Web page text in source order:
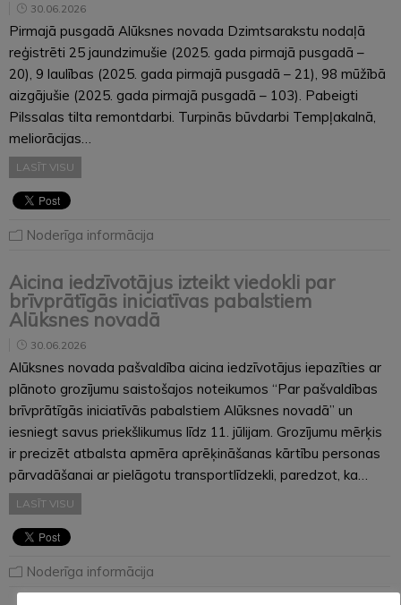
30.06.2026
Pirmajā pusgadā Alūksnes novada Dzimtsarakstu nodaļā
reģistrēti 25 jaundzimušie (2025. gada pirmajā pusgadā –
20), 9 laulības (2025. gada pirmajā pusgadā – 21), 98 mūžībā
aizgājušie (2025. gada pirmajā pusgadā – 103). Pabeigti
Pilssalas tilta remontdarbi. Turpinās būvdarbi Tempļakalnā,
meliorācijas…
LASĪT VISU
Noderīga informācija
Aicina iedzīvotājus izteikt viedokli par
brīvprātīgās iniciatīvas pabalstiem
Alūksnes novadā
30.06.2026
Alūksnes novada pašvaldība aicina iedzīvotājus iepazīties ar
plānoto grozījumu saistošajos noteikumos “Par pašvaldības
brīvprātīgās iniciatīvās pabalstiem Alūksnes novadā” un
iesniegt savus priekšlikumus līdz 11. jūlijam. Grozījumu mērķis
ir precizēt atbalsta apmēra aprēķināšanas kārtību personas
pārvadāšanai ar pielāgotu transportlīdzekli, paredzot, ka…
LASĪT VISU
Noderīga informācija